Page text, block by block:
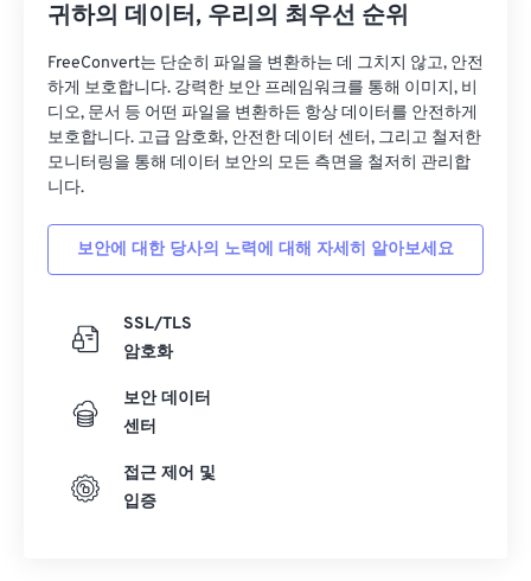
귀하의 데이터, 우리의 최우선 순위
FreeConvert는 단순히 파일을 변환하는 데 그치지 않고, 안전
하게 보호합니다. 강력한 보안 프레임워크를 통해 이미지, 비
디오, 문서 등 어떤 파일을 변환하든 항상 데이터를 안전하게
보호합니다. 고급 암호화, 안전한 데이터 센터, 그리고 철저한
모니터링을 통해 데이터 보안의 모든 측면을 철저히 관리합
니다.
보안에 대한 당사의 노력에 대해 자세히 알아보세요
SSL/TLS
암호화
보안 데이터
센터
접근 제어 및
입증